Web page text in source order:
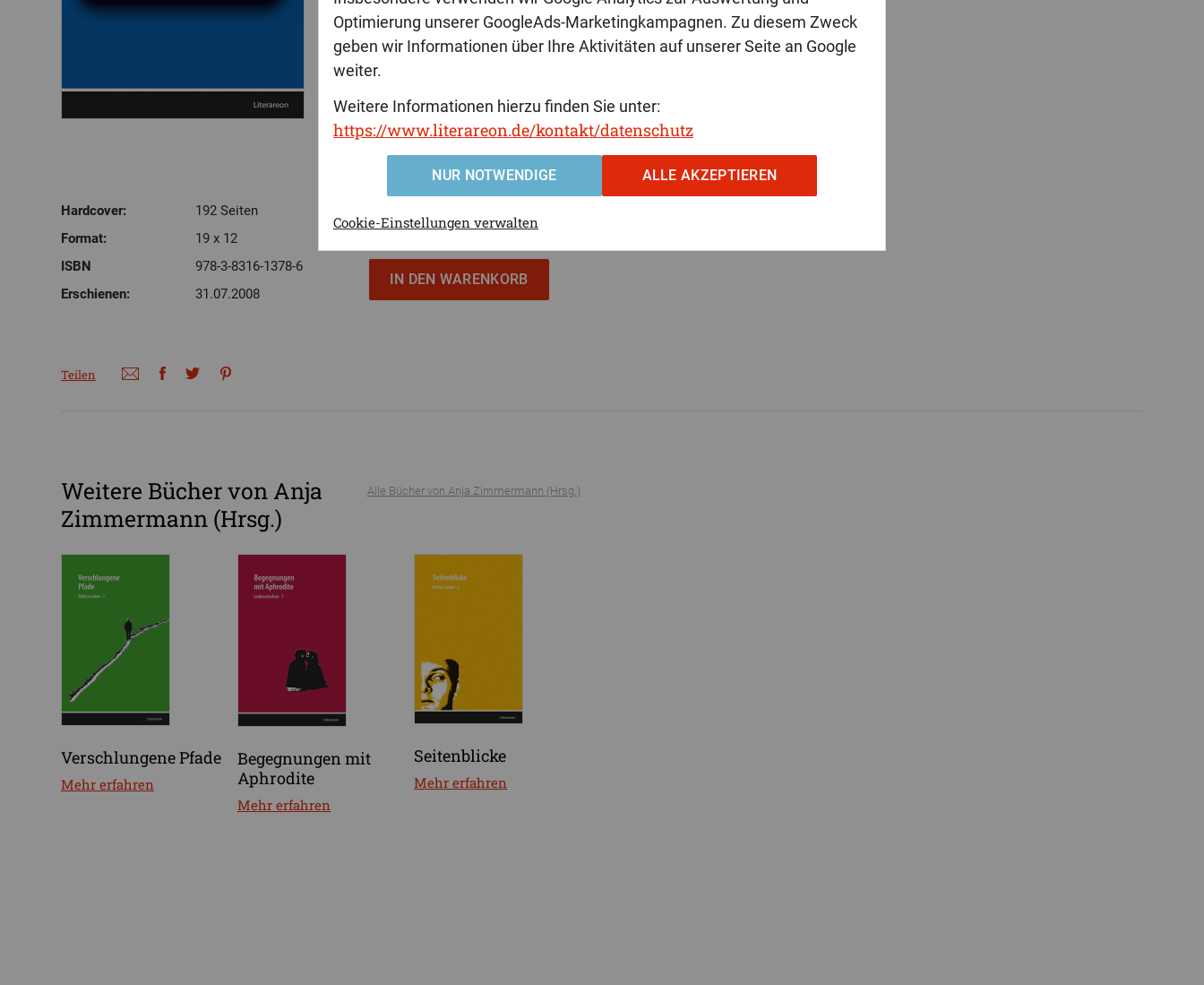
Optimierung unserer GoogleAds-Marketingkampagnen. Zu diesem Zweck
geben wir Informationen über Ihre Aktivitäten auf unserer Seite an Google
weiter.
Weitere Informationen hierzu finden Sie unter:
https://www.literareon.de/kontakt/datenschutz
NUR NOTWENDIGE ALLE AKZEPTIEREN
Cookie-Einstellungen verwalten
Hardcover:
192 Seiten
Format:
19 x 12
ISBN
978-3-8316-1378-6
Erschienen:
31.07.2008
Teilen
Alle Bücher von Anja Zimmermann (Hrsg.)
Weitere Bücher von Anja
Zimmermann (Hrsg.)
Verschlungene Pfade
Mehr erfahren
Begegnungen mit
Aphrodite
Mehr erfahren
Seitenblicke
Mehr erfahren